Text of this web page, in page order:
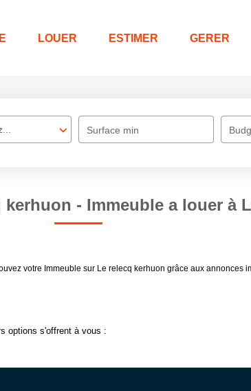
LOUER ESTIMER GERER
Surface min
- Immeuble a louer à
votre Immeuble sur Le relecq kerhuon grâce aux annonces
options s'offrent à vous :